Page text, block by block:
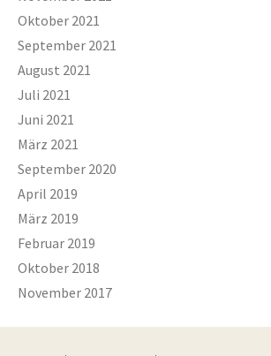
Oktober 2021
September 2021
August 2021
Juli 2021
Juni 2021
März 2021
September 2020
April 2019
März 2019
Februar 2019
Oktober 2018
November 2017